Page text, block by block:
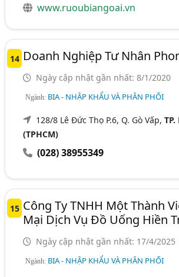
www.ruoubiangoai.vn
14 Doanh Nghiệp Tư Nhân
Ngày cập nhật gần nhất: 8/1/2020
Ngành: BIA - NHẬP KHẨU VÀ PHÂN PHỐI
128/8 Lê Đức Thọ P.6, Q. Gò Vấp,
(TPHCM)
(028) 38955349
15 Công Ty TNHH Một Thành
Mại Dịch Vụ Đồ Uống Hiền
Ngày cập nhật gần nhất: 17/4/2025
Ngành: BIA - NHẬP KHẨU VÀ PHÂN PHỐI